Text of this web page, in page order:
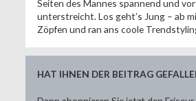
Seiten des Mannes spannend und
unterstreicht. Los geht’s Jung – ab
Zöpfen und ran ans coole
HAT IHNEN DER BEITRAG